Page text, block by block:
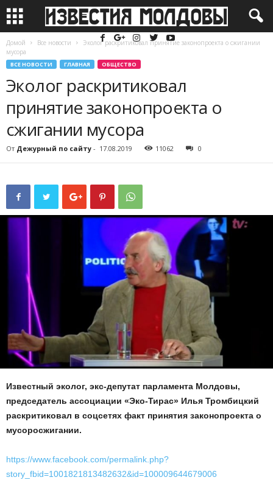
Домой Все новости
Эколог раскритиковал принятие законопроекта о сжигании
мусора
ВСЕ НОВОСТИ ГЛАВНАЯ ОБЩЕСТВО
Эколог раскритиковал
принятие законопроекта о
сжигании мусора
От Дежурный по сайту - 17.08.2019 11062 0
Известный эколог, экс-депутат парламента Молдовы,
председатель ассоциации «Эко-Тирас» Илья Тромбицкий
раскритиковал в соцсетях факт принятия законопроекта о
мусоросжигании.
https://www.facebook.com/permalink.php?
story_fbid=1001821813482632&id=100009644679006